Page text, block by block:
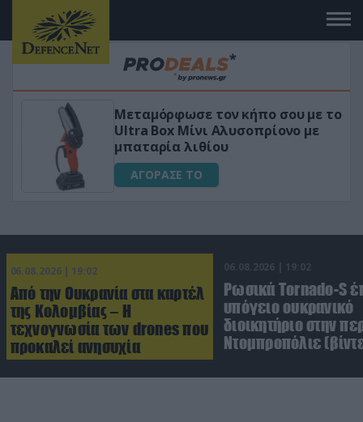
σου με το
με
«Μαγική» φόρμουλα
για αύξηση της λίμπιντο
ΑΓΟΡΑΣΕ ΤΟ
06.08.2026 | 19:02
Από την Ουκρανία στα καρτέλ
της Κολομβίας – Η
τεχνογνωσία των drones που
προκαλεί ανησυχία
06.08.2026 | 19:02
Ρωσικά Tornado-S
υπόγειο ουκρανικό
διοικητήριο στην
Ντομπροπόλιε